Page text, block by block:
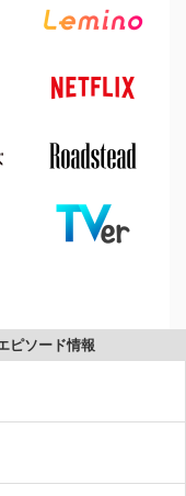
ピソード情報